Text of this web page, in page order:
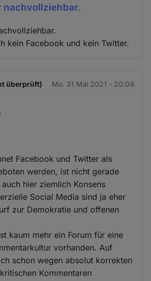
nachvollziehbar.
kein Facebook und kein Twitter.
überprüft) Mo. 31 Mai 2021 - 20:04
Facebook und Twitter als
werden, ist nicht gerade
hier ziemlich Konsens
Social Media sind ja eher
zur Demokratie und offenen
kaum mehr ein Forum für eine
vorhanden. Auf
schon wegen absolut korrekten
Kommentaren